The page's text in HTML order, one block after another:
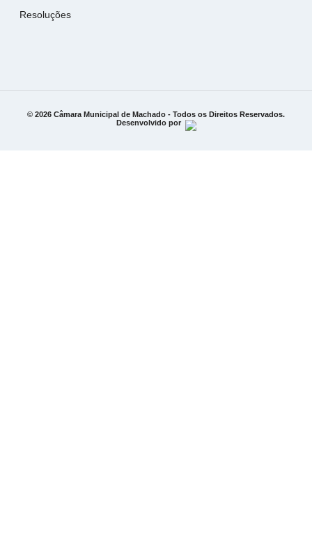
Resoluções
© 2026 Câmara Municipal de Machado - Todos os Direitos Reservados.
Desenvolvido por